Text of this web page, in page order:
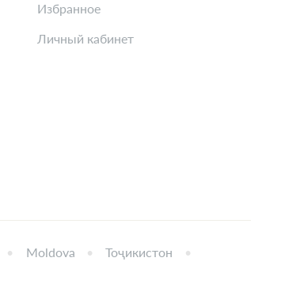
Избранное
Личный кабинет
Moldova Тоҷикистон